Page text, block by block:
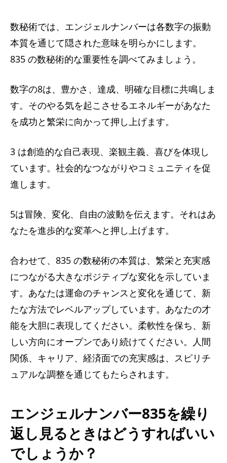
数秘術では、エンジェルナンバーは各数字の振動
本質を通じて隠された意味を明らかにします。
835 の数秘術的な重要性を調べてみましょう。
数字の8は、豊かさ、達成、明確な目標に共鳴しま
す。そのやる気を起こさせるエネルギーがあなた
を成功と繁栄に向かって押し上げます。
3 は創造的な自己表現、楽観主義、喜びを体現し
ています。社会的なつながりやコミュニティを促
進します。
5は冒険、変化、自由の波動を伝えます。それはあ
なたを進歩的な変革へと押し上げます。
合わせて、835 の数秘術の本質は、繁栄と充実感
につながる大きなポジティブな変化を示していま
す。あなたは運命のチャンスと変化を通じて、新
たな方法でレベルアップしています。あなたの才
能を大胆に表現してください。柔軟性を保ち、新
しい方向にオープンであり続けてください。人間
関係、キャリア、経済面での充実感は、スピリチ
ュアルな調整を通じてもたらされます。
エンジェルナンバー835を繰り
返し見るときはどうすればいい
でしょうか？